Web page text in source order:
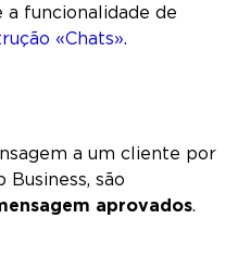
a funcionalidade de
«Chats».
a um cliente por
são
aprovados.